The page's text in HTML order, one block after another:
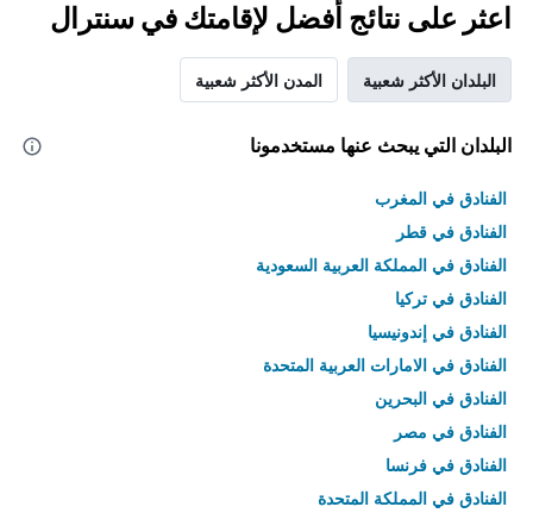
اعثر على نتائج أفضل لإقامتك في سنترال
البلدان الأكثر شعبية المدن الأكثر شعبية
البلدان التي يبحث عنها مستخدمونا
الفنادق في المغرب
الفنادق في قطر
الفنادق في المملكة العربية السعودية
الفنادق في تركيا
الفنادق في إندونيسيا
الفنادق في الامارات العربية المتحدة
الفنادق في البحرين
الفنادق في مصر
الفنادق في فرنسا
الفنادق في المملكة المتحدة